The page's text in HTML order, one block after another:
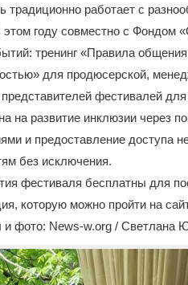
традиционно работает с
этом году совместно с Фондом
тренинг «Правила
для продюсерской,
фестивалей
на развитие инклюзии через
и предоставление доступа
без исключения.
фестиваля бесплатны для
которую можно пройти на
и фото: News-w.org / Светлана